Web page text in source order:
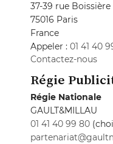
37-39 rue Boissière
75016 Paris
France
Appeler : 01 41 40
Contactez-nous
Régie
Régie Nationale
GAULT&MILLAU
01 41 40 99 80